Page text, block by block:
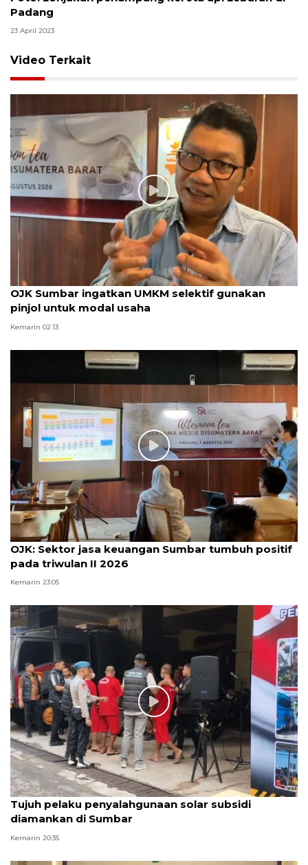
Padang
23 April 2023
Video Terkait
OJK Sumbar ingatkan UMKM selektif gunakan
pinjol untuk modal usaha
Kemarin 02:13
OJK: Sektor jasa keuangan Sumbar tumbuh positif
pada triwulan II 2026
Kemarin 23:05
Tujuh pelaku penyalahgunaan solar subsidi
diamankan di Sumbar
Kemarin 20:35